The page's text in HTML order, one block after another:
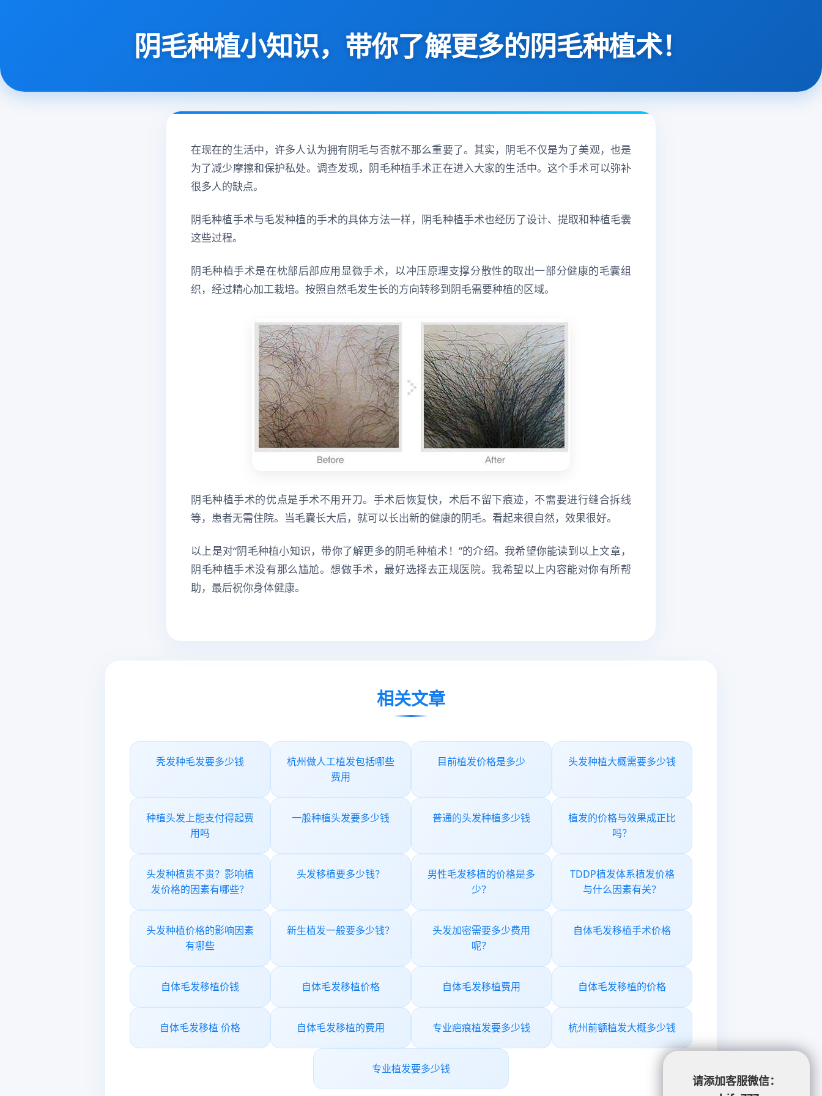
阴毛种植小知识，带你了解更多的阴毛种植术！
在现在的生活中，许多人认为拥有阴毛与否就不那么重要了。其实，阴毛不仅是为了美观，也是
为了减少摩擦和保护私处。调查发现，阴毛种植手术正在进入大家的生活中。这个手术可以弥补
很多人的缺点。
阴毛种植手术与毛发种植的手术的具体方法一样，阴毛种植手术也经历了设计、提取和种植毛囊
这些过程。
阴毛种植手术是在枕部后部应用显微手术，以冲压原理支撑分散性的取出一部分健康的毛囊组
织，经过精心加工栽培。按照自然毛发生长的方向转移到阴毛需要种植的区域。
阴毛种植手术的优点是手术不用开刀。手术后恢复快，术后不留下痕迹，不需要进行缝合拆线
等，患者无需住院。当毛囊长大后，就可以长出新的健康的阴毛。看起来很自然，效果很好。
以上是对“阴毛种植小知识，带你了解更多的阴毛种植术！”的介绍。我希望你能读到以上文章，
阴毛种植手术没有那么尴尬。想做手术，最好选择去正规医院。我希望以上内容能对你有所帮
助，最后祝你身体健康。
相关文章
秃发种毛发要多少钱
杭州做人工植发包括哪些
费用
目前植发价格是多少 头发种植大概需要多少钱
种植头发上能支付得起费
用吗
一般种植头发要多少钱 普通的头发种植多少钱
植发的价格与效果成正比
吗？
头发种植贵不贵？影响植
发价格的因素有哪些？
头发移植要多少钱？
男性毛发移植的价格是多
少？
TDDP植发体系植发价格
与什么因素有关？
头发种植价格的影响因素
有哪些
新生植发一般要多少钱？
头发加密需要多少费用
呢？
自体毛发移植手术价格
自体毛发移植价钱 自体毛发移植价格 自体毛发移植费用 自体毛发移植的价格
自体毛发移植 价格 自体毛发移植的费用 专业疤痕植发要多少钱 杭州前额植发大概多少钱
专业植发要多少钱
请添加客服微信：